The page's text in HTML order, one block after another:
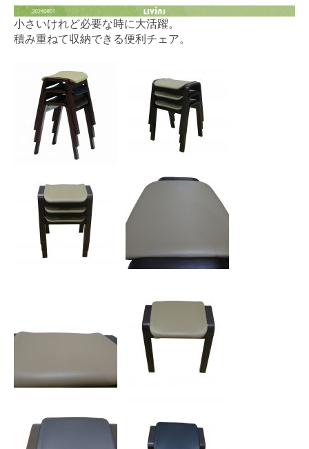
小さいけれど必要な時に大活躍。
積み重ねて収納できる便利チェア。